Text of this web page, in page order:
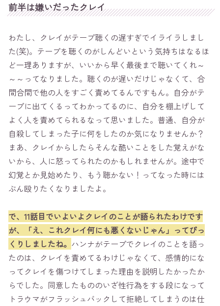
前半は嫌いだったクレイ
わたし、クレイがテープ聴くの遅すぎでイライラしまし
た(笑)。テープを聴くのがしんどいという気持ちはなるほ
ど一理ありますが、いいから早く最後まで聴いてくれ～
～～ってなりました。聴くのが遅いだけじゃなくて、合
間合間で他の人をすごく責めてるんですもん。自分がテ
ープに出てくるってわかってるのに、自分を棚上げして
よく人を責めてられるなって思いました。普通、自分が
自殺してしまった子に何をしたのか気になりませんか？
まあ、クレイからしたらそんな酷いことをした覚えがな
いから、人に怒ってられたのかもしれませんが。途中で
幻覚とか見始めたり、もう聴かない！ってなった時には
ぶん殴りたくなりましたよ。
で、11話目でいよいよクレイのことが語られたわけです
が、「え、これクレイ何にも悪くないじゃん」ってびっ
くりしましたね。 ハンナがテープでクレイのことを語っ
たのは、クレイを責めてるわけじゃなくて、感情的にな
ってクレイを傷つけてしまった理由を説明したかったか
らでした。同意したもののいざ性行為をする段になって
トラウマがフラッシュバックして拒絶してしまうのは仕